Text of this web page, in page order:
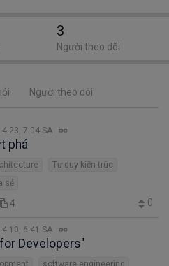
Người theo dõi
23, 7:04 SA
phá
Tư duy kiến trúc
sẻ
4 0
10, 6:41 SA
Developers"
software engineering
3
Người theo dõi